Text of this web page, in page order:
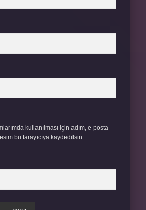
kullanılması için adım, e-posta
bu tarayıcıya kaydedilsin.